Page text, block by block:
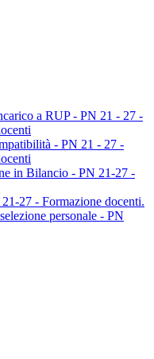
a RUP - PN 21 - 27 -
- PN 21 - 27 -
in Bilancio - PN 21-27 -
27 - Formazione docenti.
personale - PN